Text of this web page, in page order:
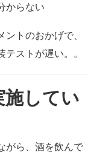
からない
トのおかげで、
ストが遅い。。
してい
がら、酒を飲んで